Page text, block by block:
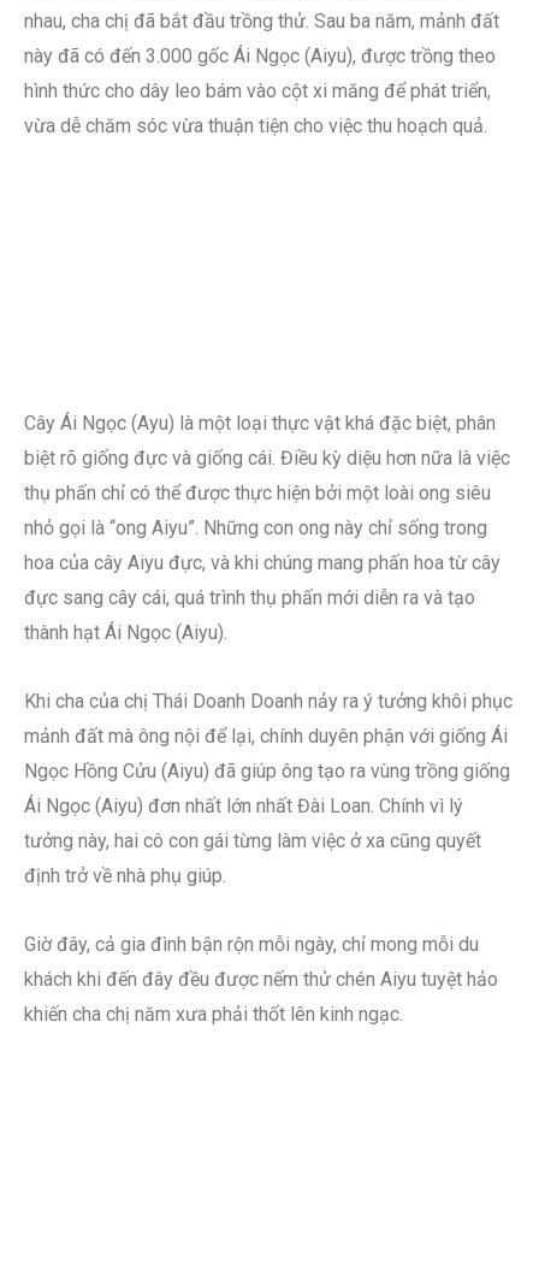
nhau, cha chị đã bắt đầu trồng thử. Sau ba năm, mảnh đất
này đã có đến 3.000 gốc Ái Ngọc (Aiyu), được trồng theo
hình thức cho dây leo bám vào cột xi măng để phát triển,
vừa dễ chăm sóc vừa thuận tiện cho việc thu hoạch quả.
Cây Ái Ngọc (Ayu) là một loại thực vật khá đặc biệt, phân
biệt rõ giống đực và giống cái. Điều kỳ diệu hơn nữa là việc
thụ phấn chỉ có thể được thực hiện bởi một loài ong siêu
nhỏ gọi là “ong Aiyu”. Những con ong này chỉ sống trong
hoa của cây Aiyu đực, và khi chúng mang phấn hoa từ cây
đực sang cây cái, quá trình thụ phấn mới diễn ra và tạo
thành hạt Ái Ngọc (Aiyu).
Khi cha của chị Thái Doanh Doanh nảy ra ý tưởng khôi phục
mảnh đất mà ông nội để lại, chính duyên phận với giống Ái
Ngọc Hồng Cửu (Aiyu) đã giúp ông tạo ra vùng trồng giống
Ái Ngọc (Aiyu) đơn nhất lớn nhất Đài Loan. Chính vì lý
tưởng này, hai cô con gái từng làm việc ở xa cũng quyết
định trở về nhà phụ giúp.
Giờ đây, cả gia đình bận rộn mỗi ngày, chỉ mong mỗi du
khách khi đến đây đều được nếm thử chén Aiyu tuyệt hảo
khiến cha chị năm xưa phải thốt lên kinh ngạc.